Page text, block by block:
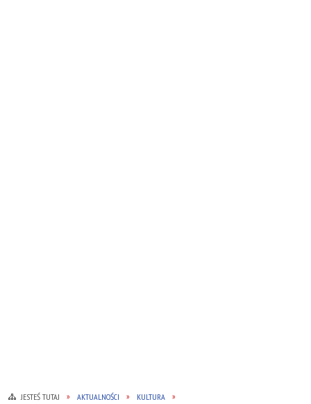
JESTEŚ TUTAJ AKTUALNOŚCI
KULTURA